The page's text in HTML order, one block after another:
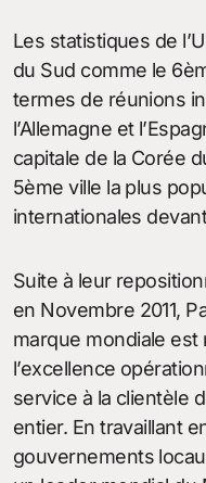
Les statistiques de
du Sud comme le
termes de réunions
l’Allemagne et
capitale de la Corée
5ème ville la plus
internationales
Suite à leur
en Novembre 2011,
marque mondiale
l’excellence
service à la clientèle
entier. En travaillant
gouvernements